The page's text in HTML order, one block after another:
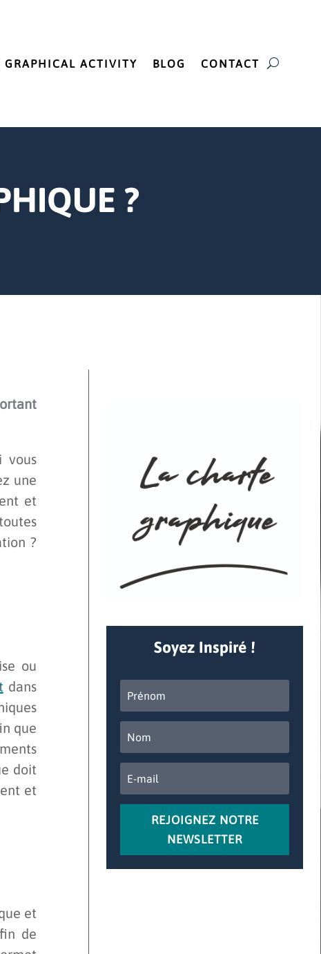
GRAPHICAL ACTIVITY BLOG CONTACT
?
vous
une
et
?
ou
dans
que
doit
et
et
de
Soyez Inspiré !
REJOIGNEZ NOTRE
NEWSLETTER